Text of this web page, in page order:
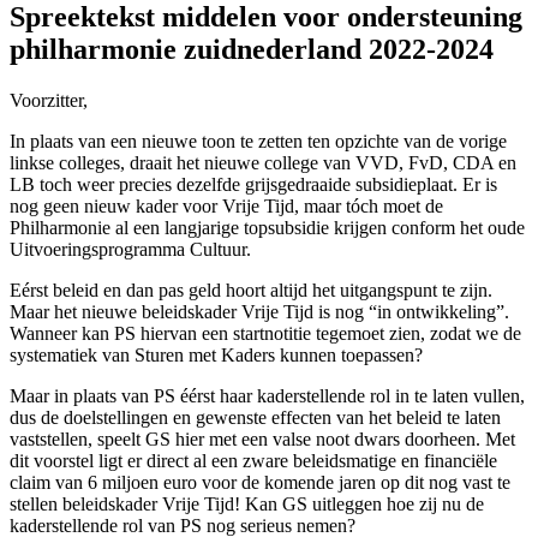
Spreektekst middelen voor ondersteuning
philharmonie zuidnederland 2022-2024
Voorzitter,
In plaats van een nieuwe toon te zetten ten opzichte van de vorige
linkse colleges, draait het nieuwe college van VVD, FvD, CDA en
LB toch weer precies dezelfde grijsgedraaide subsidieplaat. Er is
nog geen nieuw kader voor Vrije Tijd, maar tóch moet de
Philharmonie al een langjarige topsubsidie krijgen conform het oude
Uitvoeringsprogramma Cultuur.
Eérst beleid en dan pas geld hoort altijd het uitgangspunt te zijn.
Maar het nieuwe beleidskader Vrije Tijd is nog “in ontwikkeling”.
Wanneer kan PS hiervan een startnotitie tegemoet zien, zodat we de
systematiek van Sturen met Kaders kunnen toepassen?
Maar in plaats van PS éérst haar kaderstellende rol in te laten vullen,
dus de doelstellingen en gewenste effecten van het beleid te laten
vaststellen, speelt GS hier met een valse noot dwars doorheen. Met
dit voorstel ligt er direct al een zware beleidsmatige en financiële
claim van 6 miljoen euro voor de komende jaren op dit nog vast te
stellen beleidskader Vrije Tijd! Kan GS uitleggen hoe zij nu de
kaderstellende rol van PS nog serieus nemen?